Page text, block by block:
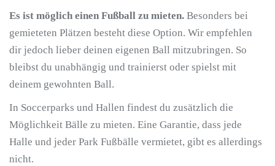
Es ist möglich einen Fußball zu mieten. Besonders bei
gemieteten Plätzen besteht diese Option. Wir empfehlen
dir jedoch lieber deinen eigenen Ball mitzubringen. So
bleibst du unabhängig und trainierst oder spielst mit
deinem gewohnten Ball.
In Soccerparks und Hallen findest du zusätzlich die
Möglichkeit Bälle zu mieten. Eine Garantie, dass jede
Halle und jeder Park Fußbälle vermietet, gibt es allerdings
nicht.